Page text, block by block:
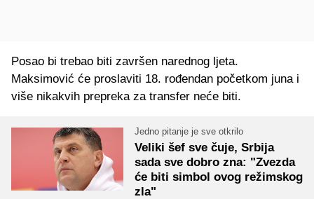
Posao bi trebao biti završen narednog ljeta.
Maksimović će proslaviti 18. rođendan početkom juna i
više nikakvih prepreka za transfer neće biti.
Jedno pitanje je sve otkrilo
Veliki šef sve čuje, Srbija
sada sve dobro zna: "Zvezda
će biti simbol ovog režimskog
zla"